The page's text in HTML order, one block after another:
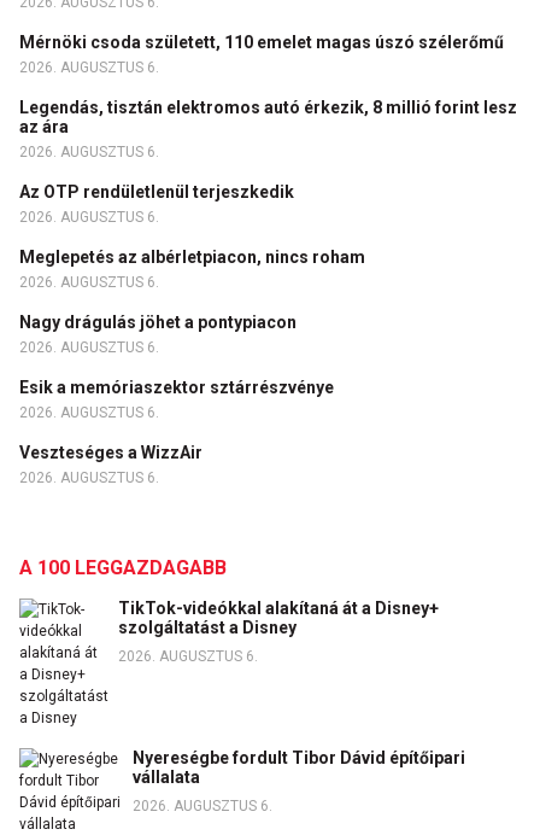
Mérnöki csoda született, 110 emelet magas úszó szélerőmű
2026. AUGUSZTUS 6.
Legendás, tisztán elektromos autó érkezik, 8 millió forint lesz
az ára
2026. AUGUSZTUS 6.
Az OTP rendületlenül terjeszkedik
2026. AUGUSZTUS 6.
Meglepetés az albérletpiacon, nincs roham
2026. AUGUSZTUS 6.
Nagy drágulás jöhet a pontypiacon
2026. AUGUSZTUS 6.
Esik a memóriaszektor sztárrészvénye
2026. AUGUSZTUS 6.
Veszteséges a WizzAir
2026. AUGUSZTUS 6.
A 100 LEGGAZDAGABB
TikTok-videókkal alakítaná át a Disney+
szolgáltatást a Disney
2026. AUGUSZTUS 6.
Nyereségbe fordult Tibor Dávid építőipari
vállalata
2026. AUGUSZTUS 6.